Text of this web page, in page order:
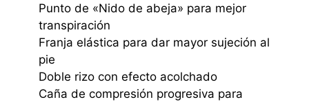
Punto de «Nido de abeja» para mejor
transpiración
Franja elástica para dar mayor sujeción al
pie
Doble rizo con efecto acolchado
Caña de compresión progresiva para